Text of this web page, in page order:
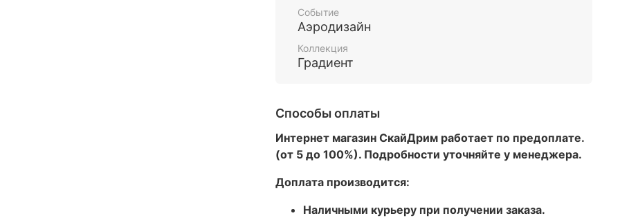
Событие
Аэродизайн
Коллекция
Градиент
Способы оплаты
Интернет магазин СкайДрим работает по предоплате.
(от 5 до 100%). Подробности уточняйте у менеджера.
Доплата производится:
Наличными курьеру при получении заказа.